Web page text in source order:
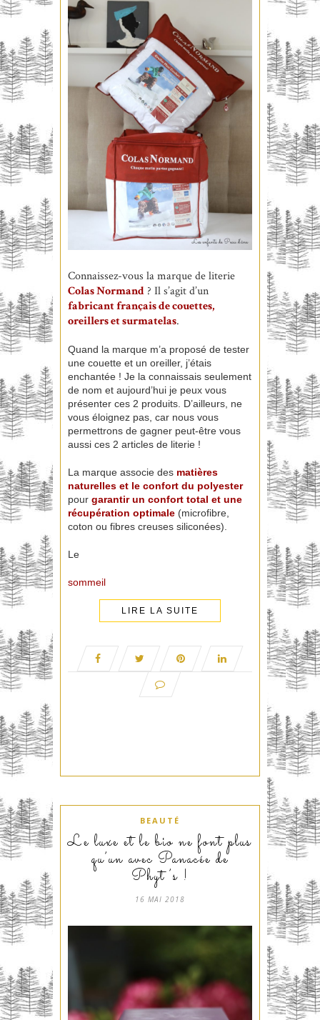
Connaissez-vous la marque de literie
Colas Normand ? Il s’agit d’un
fabricant français de couettes,
oreillers et surmatelas.
Quand la marque m’a proposé de tester
une couette et un oreiller, j’étais
enchantée ! Je la connaissais seulement
de nom et aujourd’hui je peux vous
présenter ces 2 produits. D’ailleurs, ne
vous éloignez pas, car nous vous
permettrons de gagner peut-être vous
aussi ces 2 articles de literie !
La marque associe des matières
naturelles et le confort du polyester
pour garantir un confort total et une
récupération optimale (microfibre,
coton ou fibres creuses siliconées).
Le
sommeil
LIRE LA SUITE
BEAUTÉ
Le luxe et le bio ne font plus
qu’un avec Panacée de
Phyt’s !
16 MAI 2018